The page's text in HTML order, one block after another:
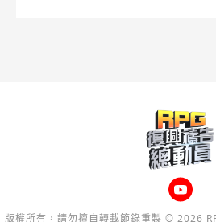
版權所有，請勿擅自轉載節錄重製 © 2026